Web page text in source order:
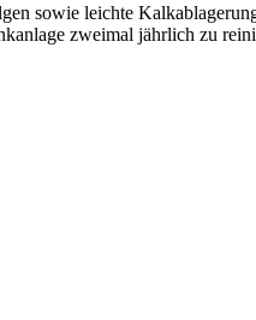
sowie leichte
zweimal jährlich zu